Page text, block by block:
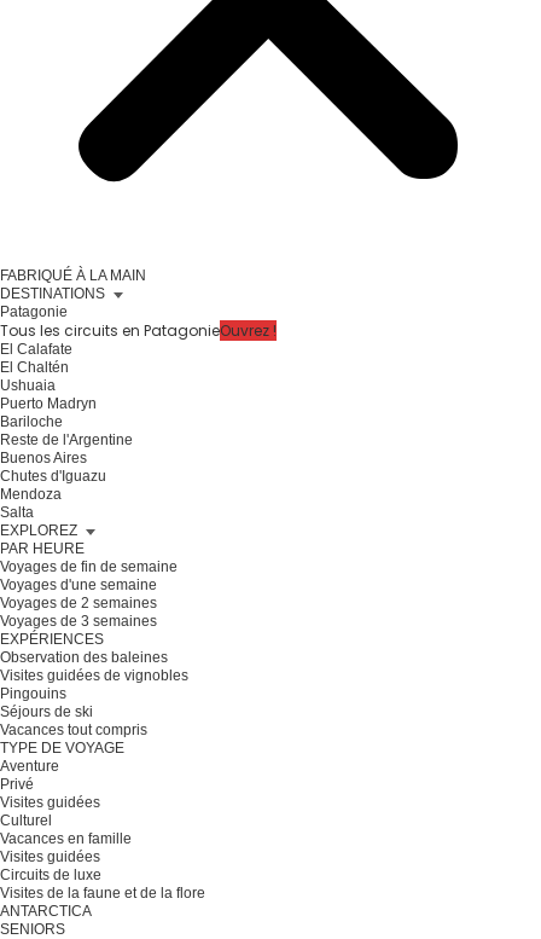
FABRIQUÉ À LA MAIN
DESTINATIONS
Patagonie
Tous les circuits en PatagonieOuvrez !
El Calafate
El Chaltén
Ushuaia
Puerto Madryn
Bariloche
Reste de l'Argentine
Buenos Aires
Chutes d'Iguazu
Mendoza
Salta
EXPLOREZ
PAR HEURE
Voyages de fin de semaine
Voyages d'une semaine
Voyages de 2 semaines
Voyages de 3 semaines
EXPÉRIENCES
Observation des baleines
Visites guidées de vignobles
Pingouins
Séjours de ski
Vacances tout compris
TYPE DE VOYAGE
Aventure
Privé
Visites guidées
Culturel
Vacances en famille
Visites guidées
Circuits de luxe
Visites de la faune et de la flore
ANTARCTICA
SENIORS